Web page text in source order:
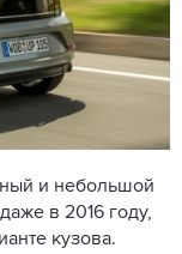
и небольшой
в 2016 году,
кузова.